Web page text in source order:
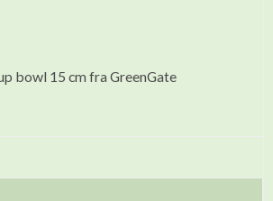
bowl 15 cm fra GreenGate